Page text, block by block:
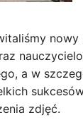
nowy
a w
zdjęć.